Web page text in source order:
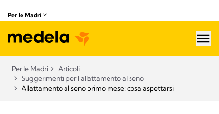
Per le Madri
Per le Madri
Articoli
Suggerimenti per l'allattamento al seno
Allattamento al seno primo mese: cosa aspettarsi